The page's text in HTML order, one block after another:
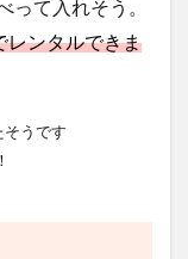
って入れそう。
レンタルできま
うです